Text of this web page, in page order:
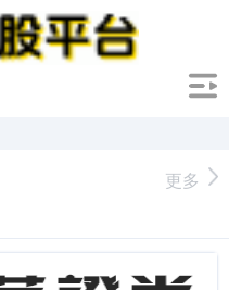
更多